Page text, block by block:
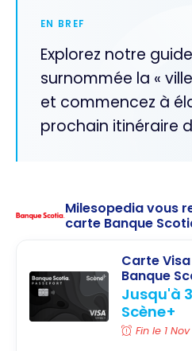
EN BREF
Explorez notre
surnommée la «
et commencez à
prochain itinéraire
Milesopedia vous
carte Banque
Carte
Banque
Jusqu'à
Scène+
Fin le 1